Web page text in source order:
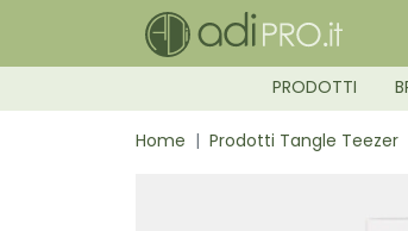
PRODOTTI
Home Prodotti Tangle Teezer